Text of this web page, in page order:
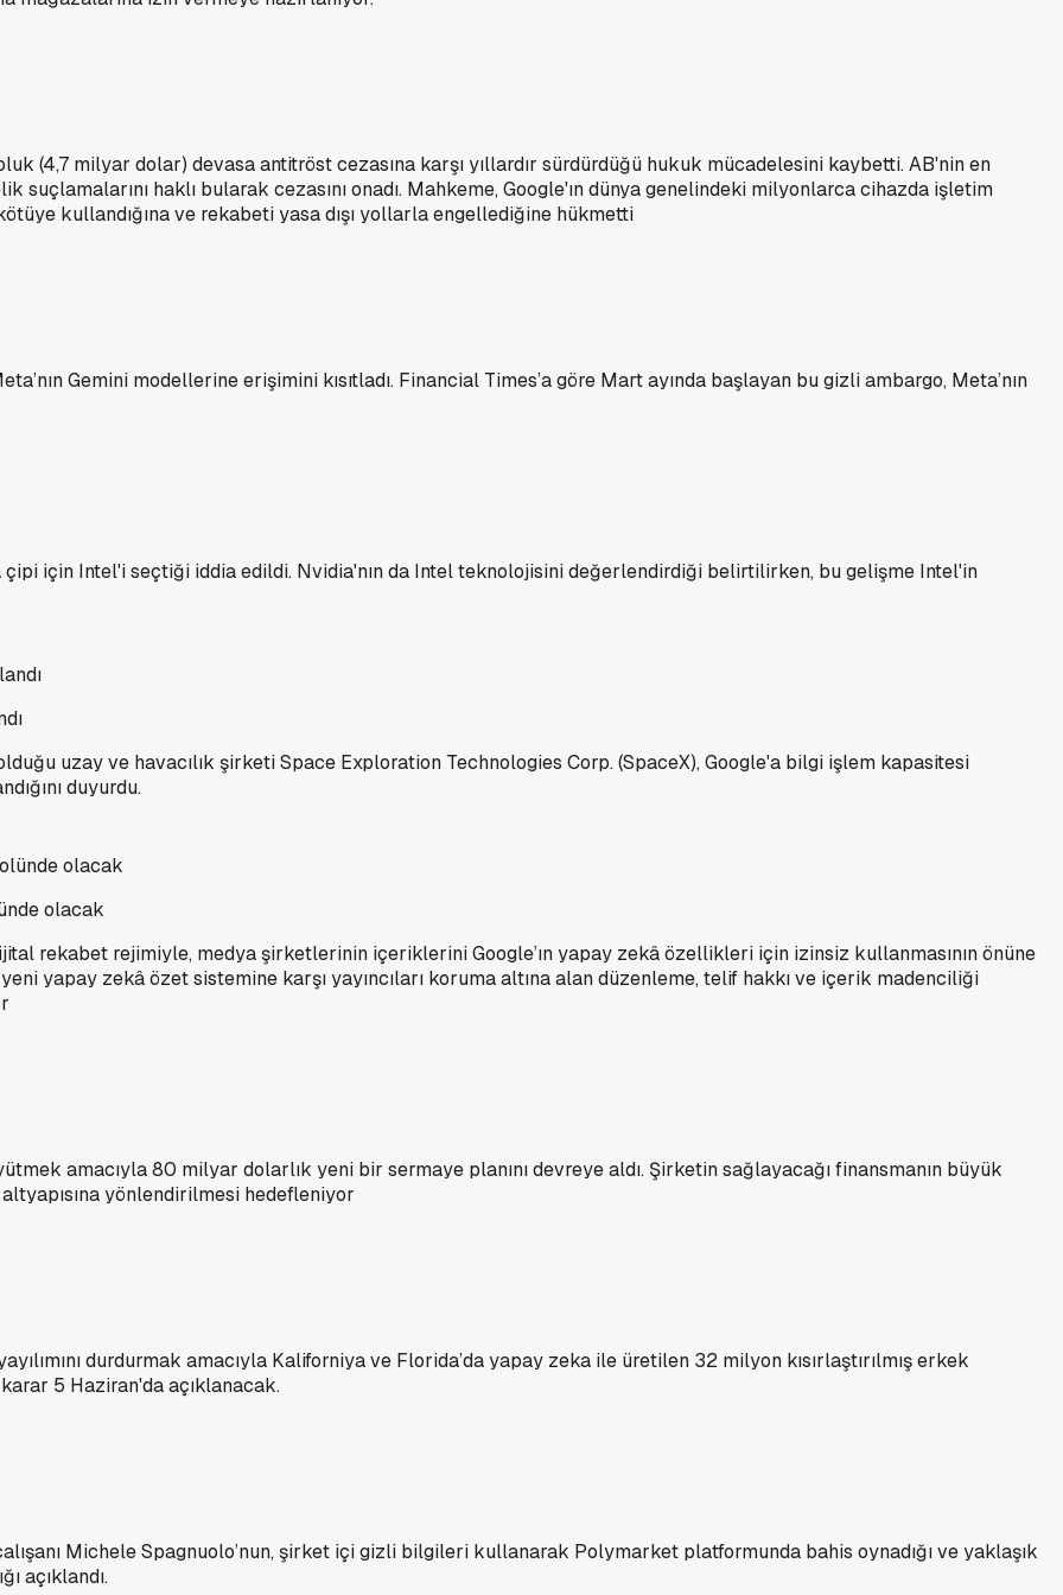
(4,7 milyar dolar) devasa antitröst cezasına karşı yıllardır sürdürdüğü hukuk mücadelesini kaybetti. AB'nin en
haklı bularak cezasını onadı. Mahkeme, Google'ın dünya genelindeki milyonlarca cihazda işletim
kullandığına ve rekabeti yasa dışı yollarla engellediğine hükmetti
Gemini modellerine erişimini kısıtladı. Financial Times’a göre Mart ayında başlayan bu gizli ambargo, Meta’nın
için Intel'i seçtiği iddia edildi. Nvidia'nın da Intel teknolojisini değerlendirdiği belirtilirken, bu gelişme Intel'in
uzay ve havacılık şirketi Space Exploration Technologies Corp. (SpaceX), Google'a bilgi işlem kapasitesi
duyurdu.
olacak
rekabet rejimiyle, medya şirketlerinin içeriklerini Google’ın yapay zekâ özellikleri için izinsiz kullanmasının önüne
yapay zekâ özet sistemine karşı yayıncıları koruma altına alan düzenleme, telif hakkı ve içerik madenciliği
amacıyla 80 milyar dolarlık yeni bir sermaye planını devreye aldı. Şirketin sağlayacağı finansmanın büyük
yönlendirilmesi hedefleniyor
durdurmak amacıyla Kaliforniya ve Florida’da yapay zeka ile üretilen 32 milyon kısırlaştırılmış erkek
5 Haziran'da açıklanacak.
Michele Spagnuolo’nun, şirket içi gizli bilgileri kullanarak Polymarket platformunda bahis oynadığı ve yaklaşık
açıklandı.